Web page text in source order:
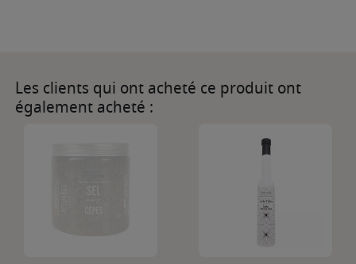
Les clients qui ont acheté ce produit ont
également acheté :